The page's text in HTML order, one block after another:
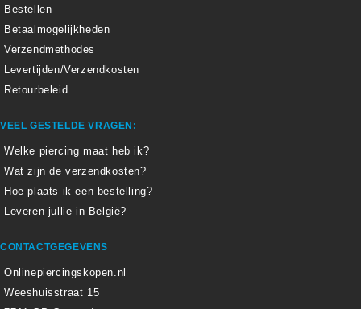
Bestellen
Betaalmogelijkheden
Verzendmethodes
Levertijden/Verzendkosten
Retourbeleid
VEEL GESTELDE VRAGEN:
Welke piercing maat heb ik?
Wat zijn de verzendkosten?
Hoe plaats ik een bestelling?
Leveren jullie in België?
CONTACTGEGEVENS
Onlinepiercingskopen.nl
Weeshuisstraat 15